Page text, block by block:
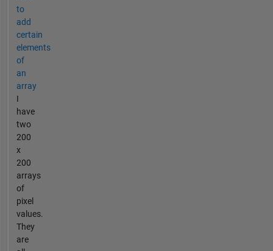
to
add
certain
elements
of
an
array
I
have
two
200
x
200
arrays
of
pixel
values.
They
are